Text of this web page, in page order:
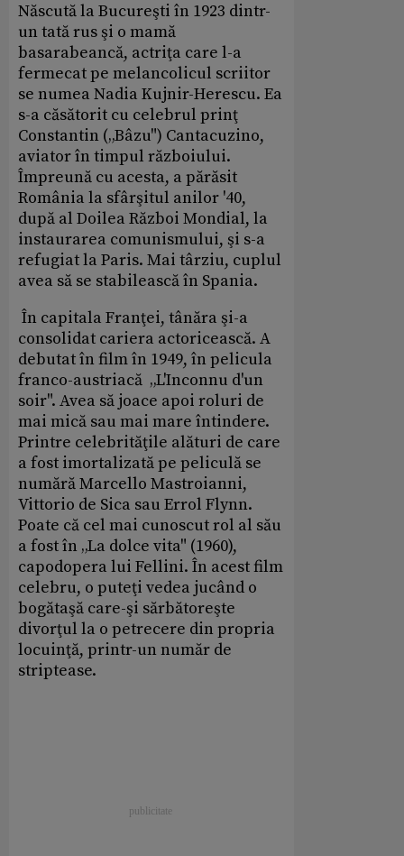
Născută la Bucureşti în 1923 dintr-
un tată rus şi o mamă
basarabeancă, actriţa care l-a
fermecat pe melancolicul scriitor
se numea Nadia Kujnir-Herescu. Ea
s-a căsătorit cu celebrul prinţ
Constantin („Bâzu") Cantacuzino,
aviator în timpul războiului.
Împreună cu acesta, a părăsit
România la sfârşitul anilor '40,
după al Doilea Război Mondial, la
instaurarea comunismului, şi s-a
refugiat la Paris. Mai târziu, cuplul
avea să se stabilească în Spania.
În capitala Franţei, tânăra şi-a
consolidat cariera actoricească. A
debutat în film în 1949, în pelicula
franco-austriacă „L'Inconnu d'un
soir". Avea să joace apoi roluri de
mai mică sau mai mare întindere.
Printre celebrităţile alături de care
a fost imortalizată pe peliculă se
numără Marcello Mastroianni,
Vittorio de Sica sau Errol Flynn.
Poate că cel mai cunoscut rol al său
a fost în „La dolce vita" (1960),
capodopera lui Fellini. În acest film
celebru, o puteţi vedea jucând o
bogătaşă care-şi sărbătoreşte
divorţul la o petrecere din propria
locuinţă, printr-un număr de
striptease.